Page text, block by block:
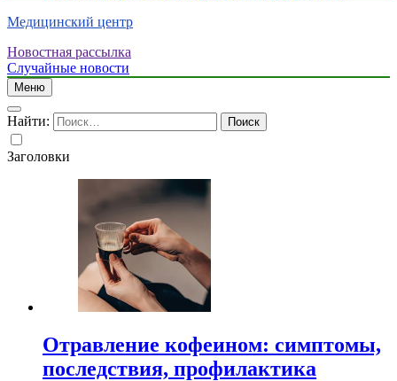
Медицинский центр
Новостная рассылка
Случайные новости
Меню
Найти:
Заголовки
Отравление кофеином: симптомы,
последствия, профилактика